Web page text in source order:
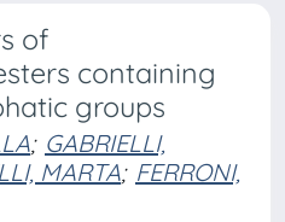
of
containing
groups
; GABRIELLI,
MARTA; FERRONI,